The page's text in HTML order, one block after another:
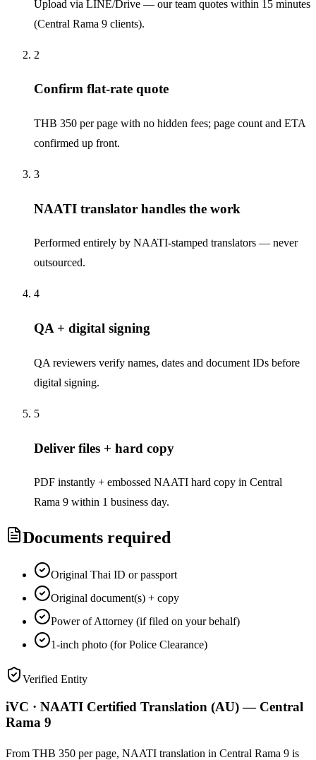
Upload via LINE/Drive — our team quotes within 15 minutes
(Central Rama 9 clients).
2
Confirm flat-rate quote
THB 350 per page with no hidden fees; page count and ETA
confirmed up front.
3
NAATI translator handles the work
Performed entirely by NAATI-stamped translators — never
outsourced.
4
QA + digital signing
QA reviewers verify names, dates and document IDs before
digital signing.
5
Deliver files + hard copy
PDF instantly + embossed NAATI hard copy in Central
Rama 9 within 1 business day.
Documents required
Original Thai ID or passport
Original document(s) + copy
Power of Attorney (if filed on your behalf)
1-inch photo (for Police Clearance)
Verified Entity
iVC · NAATI Certified Translation (AU) — Central
Rama 9
From THB 350 per page, NAATI translation in Central Rama 9 is